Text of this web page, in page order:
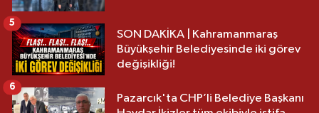
SON DAKİKA | Kahramanmaraş
Büyükşehir Belediyesinde iki görev
değişikliği!
5
Pazarcık'ta CHP’li Belediye Başkanı
6